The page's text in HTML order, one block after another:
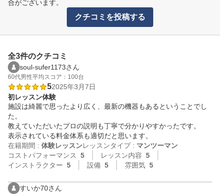
合がございます。
クチコミを投稿する
全3件のクチコミ
soul-sufer1173さん
60代男性平均スコア：100台
52025年3月7日
初レッスン体験
施設は綺麗で思ったより広く、最新の機器もあるということでし
た。
教えていただいたプロの説明も丁寧で分かりやすかったです。
表示されている料金体系も適切だと思います。
在籍期間 : 体験レッスンレッスンタイプ : マンツーマン
コストパフォーマンス
5 レッスン内容 5
インストラクター 5 設備 5 雰囲気 5
すいか70さん